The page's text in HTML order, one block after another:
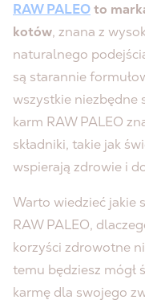
RAW PALEOto
kotów, znana z
naturalnego
są starannie
wszystkie niezbędne
karm RAW PALEO
składniki, takie jak
wspierają zdrowie i
Warto wiedzieć jakie
RAW PALEO,
korzyści zdrowotne
temu będziesz mógł
karmę dla swojego